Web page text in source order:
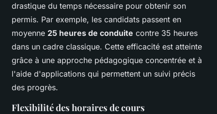
drastique du temps nécessaire pour obtenir son
permis. Par exemple, les candidats passent en
moyenne 25 heures de conduite contre 35 heures
dans un cadre classique. Cette efficacité est atteinte
grâce à une approche pédagogique concentrée et à
l'aide d'applications qui permettent un suivi précis
des progrès.
Flexibilité des horaires de cours